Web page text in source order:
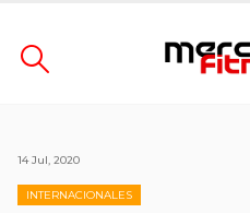
14 Jul, 2020
INTERNACIONALES